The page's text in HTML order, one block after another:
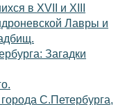
в XVII и XIII
Лавры и
Загадки
C.Петербурга,